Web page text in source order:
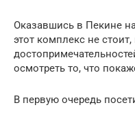
Оказавшись в Пекине
этот комплекс не
осмотреть то, что
В первую очередь